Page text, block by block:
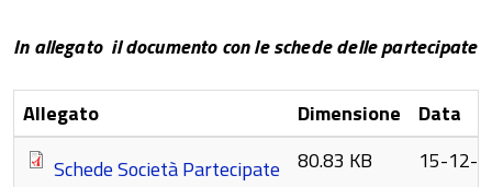
In allegato il documento con le schede delle partecipate
Allegato Dimensione
Data
Schede Società Partecipate
80.83 KB 15-12-